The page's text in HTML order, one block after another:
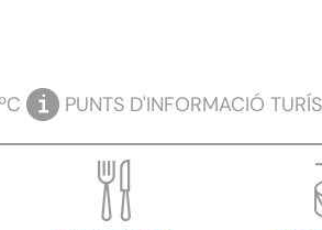
PUNTS D'INFORMACIÓ